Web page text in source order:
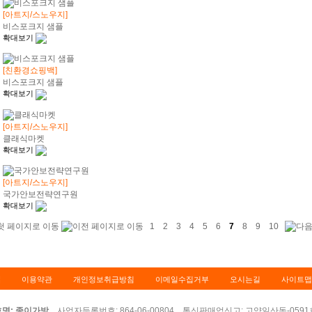
[아트지/스노우지]
비스포크지 샘플
확대보기
[친환경쇼핑백]
비스포크지 샘플
확대보기
[아트지/스노우지]
클래식마켓
확대보기
[아트지/스노우지]
국가안보전략연구원
확대보기
1 2 3 4 5 6 7 8 9 10
이용약관 개인정보취급방침 이메일수집거부 오시는길 사이트맵